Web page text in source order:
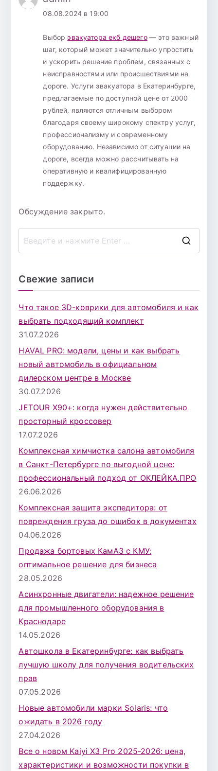
08.08.2024 в 19:00
Выборэвакуатора екб дешего— это важный
шаг, который может значительно упростить
и ускорить решение проблем, связанных с
неисправностями или происшествиями на
дороге. Услуги эвакуатора в Екатеринбурге,
предлагаемые по доступной цене от 2000
рублей, являются отличным выбором
благодаря своему широкому спектру услуг,
профессионализму и современному
оборудованию. Независимо от ситуации на
дороге, всегда можно рассчитывать на
оперативную и квалифицированную
поддержку.
Обсуждение закрыто.
Свежие записи
Что такое 3D-коврики для автомобиля и как
выбрать подходящий комплект
31.07.2026
HAVAL PRO: модели, цены и как выбрать
новый автомобиль в официальном
дилерском центре в Москве
30.07.2026
JETOUR X90+: когда нужен действительно
просторный кроссовер
17.07.2026
Комплексная химчистка салона автомобиля
в Санкт-Петербурге по выгодной цене:
профессиональный подход от ОКЛЕЙКА.ПРО
26.06.2026
Комплексная защита экспедитора: от
повреждения груза до ошибок в документах
04.06.2026
Продажа бортовых КамАЗ с КМУ:
оптимальное решение для бизнеса
28.05.2026
Асинхронные двигатели: надежное решение
для промышленного оборудования в
Краснодаре
14.05.2026
Автошкола в Екатеринбурге: как выбрать
лучшую школу для получения водительских
прав
07.05.2026
Новые автомобили марки Solaris: что
ожидать в 2026 году
27.04.2026
Все о новом Kaiyi X3 Pro 2025-2026: цена,
характеристики и возможности покупки в